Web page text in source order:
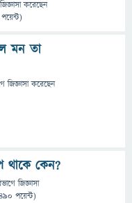
জিজ্ঞাসাকরেছেন
পয়েন্ট)
মন তা
জিজ্ঞাসাকরেছেন
থাকে কেন?
জিজ্ঞাসা
পয়েন্ট)